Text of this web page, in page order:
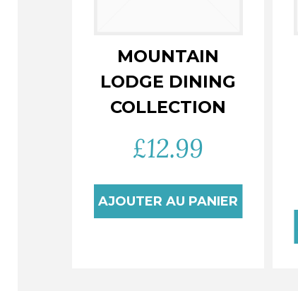
MOUNTAIN
LODGE DINING
COLLECTION
£12.99
AJOUTER AU PANIER